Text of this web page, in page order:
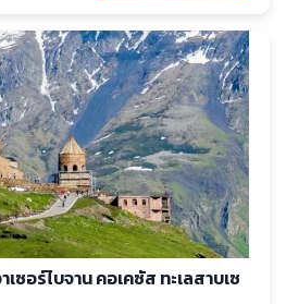
เซอร์ไบจาน คอเคซัส ทะเลสาบเซ